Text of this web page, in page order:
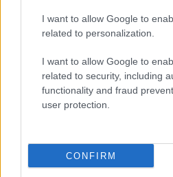
I want to allow Google to
related to personalization.
I want to allow Google to
related to security, including
functionality and fraud
user protection.
CONFIRM
Υπενθύμισε ότι η Γερμανία
θέτει ως προϋπόθεση για
παρατήρησε: «Επομένως,
Γερμανία -και νομίζω ότι
από την πλευρά της
ικανοποιήσει κάποια από